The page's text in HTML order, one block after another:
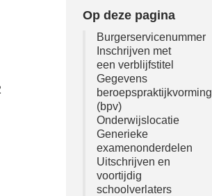
Op deze pagina
Burgerservicenummer
Inschrijven met
een verblijfstitel
Gegevens
beroepspraktijkvorming
(bpv)
Onderwijslocatie
Generieke
examenonderdelen
Uitschrijven en
voortijdig
schoolverlaters